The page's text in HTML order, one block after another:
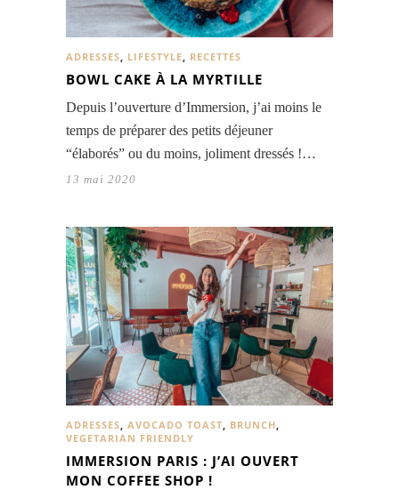
ADRESSES, LIFESTYLE, RECETTES
BOWL CAKE À LA MYRTILLE
Depuis l’ouverture d’Immersion, j’ai moins le
temps de préparer des petits déjeuner
“élaborés” ou du moins, joliment dressés !…
13 mai 2020
ADRESSES AVOCADO TOAST BRUNCH
VEGETARIAN FRIENDLY
IMMERSION PARIS : J’AI OUVERT
MON COFFEE SHOP !